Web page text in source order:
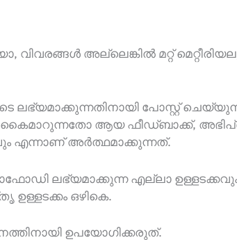
വിവരങ്ങൾ അല്ലെങ്കിൽ മറ്റ്
പോസ്റ്റ്
കൈമാറുന്നതോ ആയ ഫീഡ്‌ബാക്ക്,
എന്നാണ് അർത്ഥമാക്കുന്നത്.
ലഭ്യമാക്കുന്ന എല്ലാ ഉള്ളടക്കവും,
ഒഴികെ.
ഉപയോഗിക്കരുത്.